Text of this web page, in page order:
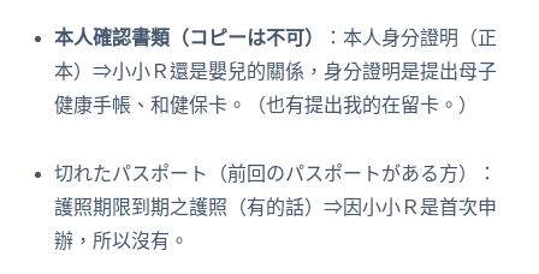
本人確認書類（コピーは不可）
：本人身分證明（正
本）⇒小小Ｒ還是嬰兒的關係，身分證明是提出母子
健康手帳、和健保卡。（也有提出我的在留卡。）
切れたパスポート（前回のパスポートがある方）：
護照期限到期之護照（有的話）⇒因小小Ｒ是首次申
辦，所以沒有。